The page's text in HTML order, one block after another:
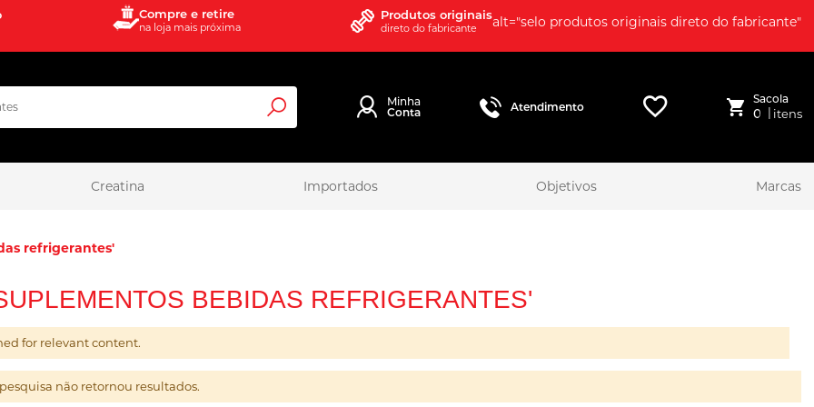
Compre e retire
na loja mais próxima
Produtos originais
direto do fabricante alt="selo produtos originais direto do fabricante"
Pesquisa
Minha
Conta
Atendimento
Sacola
0 | itens
Creatina Importados Objetivos Marcas
refrigerantes'
BEBIDAS REFRIGERANTES'
for relevant content.
não retornou resultados.